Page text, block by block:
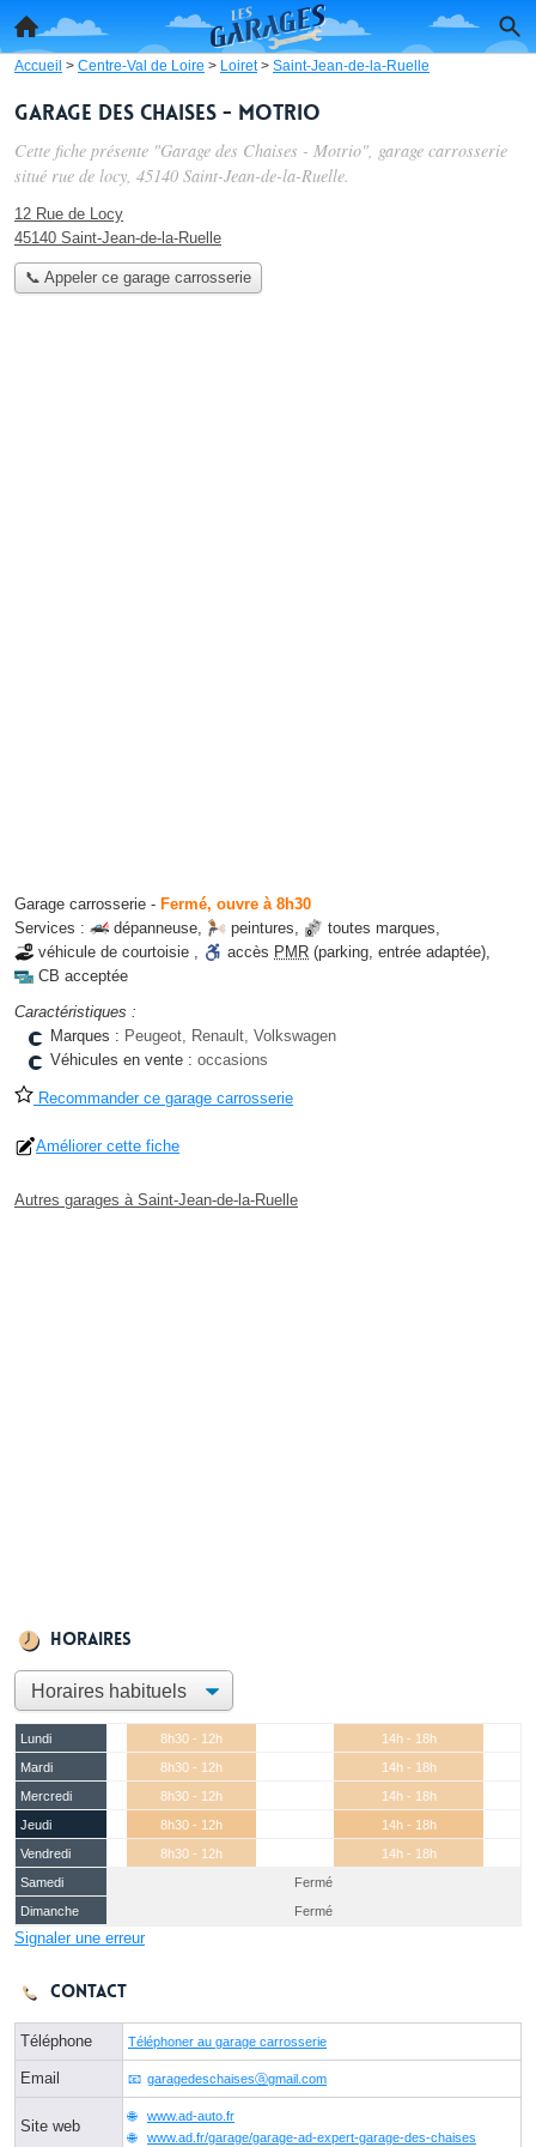
Accueil > Centre-Val de Loire > Loiret> Saint-Jean-de-la-Ruelle
Garage des Chaises - Motrio
Cette fiche présente "Garage des Chaises - Motrio", garage carrosserie
situé rue de locy, 45140 Saint-Jean-de-la-Ruelle.
12 Rue de Locy
45140 Saint-Jean-de-la-Ruelle
📞 Appeler ce garage carrosserie
Garage carrosserie - Fermé, ouvre à 8h30
Services :
dépanneuse, peintures, toutes marques,
véhicule de courtoisie , accès PMR (parking, entrée adaptée),
CB acceptée
Caractéristiques :
Marques : Peugeot, Renault, Volkswagen
Véhicules en vente : occasions
Recommander ce garage carrosserie
Améliorer cette fiche
Autres garages à Saint-Jean-de-la-Ruelle
Horaires
Lundi 8h30 - 12h
14h - 18h
Mardi
8h30 - 12h
14h - 18h
Mercredi
8h30 - 12h
14h - 18h
Jeudi
8h30 - 12h
14h - 18h
Vendredi
8h30 - 12h
14h - 18h
Samedi
Fermé
Dimanche
Fermé
Signaler une erreur
Contact
Téléphone Téléphoner au garage carrosserie
Email garagedeschaisesⓐgmail.com
Site web
www.ad-auto.fr
www.ad.fr/garage/garage-ad-expert-garage-des-chaises